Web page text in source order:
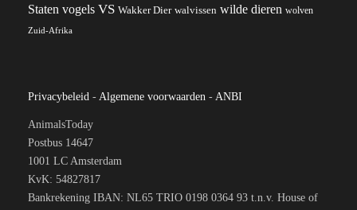
Staten vogels VS Wakker Dier walvissen wilde dieren wolven
Zuid-Afrika
Privacybeleid - Algemene voorwaarden - ANBI
AnimalsToday
Postbus 14647
1001 LC Amsterdam
KvK: 54827817
Bankrekening IBAN: NL65 TRIO 0198 0364 93 t.n.v. House of